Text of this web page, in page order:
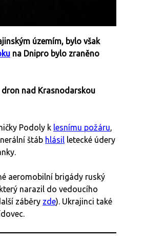
územím, bylo však
na Dnipro bylo zraněno
nad Krasnodarskou
Podoly k lesnímu požáru,
štáb hlásil letecké údery
aeromobilní brigády ruský
narazil do vedoucího
záběry zde). Ukrajinci také